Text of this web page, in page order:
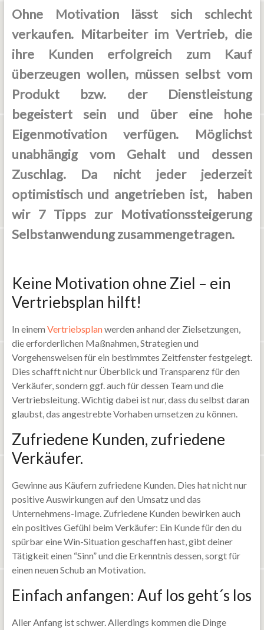
Ohne Motivation lässt sich schlecht
verkaufen. Mitarbeiter im Vertrieb, die
ihre Kunden erfolgreich zum Kauf
überzeugen wollen, müssen selbst vom
Produkt bzw. der Dienstleistung
begeistert sein und über eine hohe
Eigenmotivation verfügen. Möglichst
unabhängig vom Gehalt und dessen
Zuschlag. Da nicht jeder jederzeit
optimistisch und angetrieben ist, haben
wir 7 Tipps zur Motivationssteigerung
Selbstanwendung zusammengetragen.
Keine Motivation ohne Ziel – ein
Vertriebsplan hilft!
In einem Vertriebsplanwerden anhand der Zielsetzungen,
die erforderlichen Maßnahmen, Strategien und
Vorgehensweisen für ein bestimmtes Zeitfenster festgelegt.
Dies schafft nicht nur Überblick und Transparenz für den
Verkäufer, sondern ggf. auch für dessen Team und die
Vertriebsleitung. Wichtig dabei ist nur, dass du selbst daran
glaubst, das angestrebte Vorhaben umsetzen zu können.
Zufriedene Kunden, zufriedene
Verkäufer.
Gewinne aus Käufern zufriedene Kunden. Dies hat nicht nur
positive Auswirkungen auf den Umsatz und das
Unternehmens-Image. Zufriedene Kunden bewirken auch
ein positives Gefühl beim Verkäufer: Ein Kunde für den du
spürbar eine Win-Situation geschaffen hast, gibt deiner
Tätigkeit einen “Sinn” und die Erkenntnis dessen, sorgt für
einen neuen Schub an Motivation.
Einfach anfangen: Auf los geht´s los
Aller Anfang ist schwer. Allerdings kommen die Dinge